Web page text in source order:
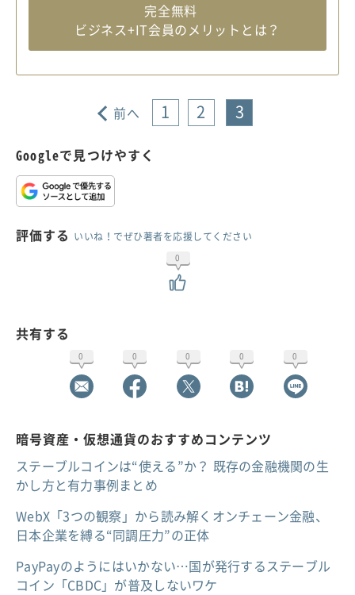
完全無料
ビジネス+IT会員のメリットとは？
前へ 1 2 3
Googleで見つけやすく
評価する いいね！でぜひ著者を応援してください
0
共有する
0 0 0 0 0
暗号資産・仮想通貨のおすすめコンテンツ
ステーブルコインは“使える”か？ 既存の金融機関の生
かし方と有力事例まとめ
WebX「3つの観察」から読み解くオンチェーン金融、
日本企業を縛る“同調圧力”の正体
PayPayのようにはいかない…国が発行するステーブル
コイン「CBDC」が普及しないワケ